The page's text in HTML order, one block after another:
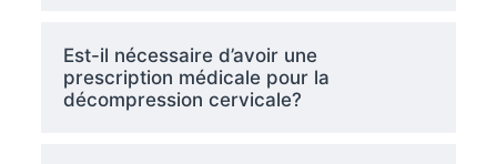
Est-il nécessaire d’avoir une
prescription médicale pour la
décompression cervicale?